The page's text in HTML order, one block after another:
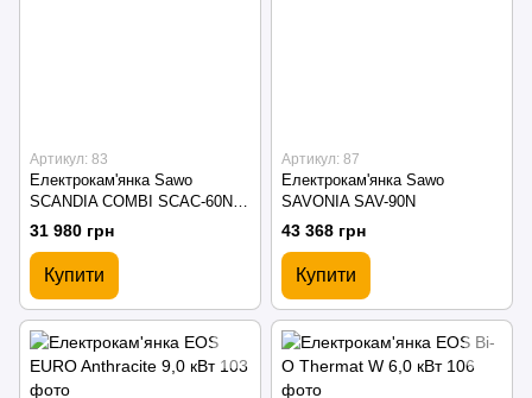
Артикул: 83
Електрокам'янка Sawo
SCANDIA COMBI SCAC-60NS-
P
31 980 грн
Купити
Артикул: 87
Електрокам'янка Sawo
SAVONIA SAV-90N
43 368 грн
Купити